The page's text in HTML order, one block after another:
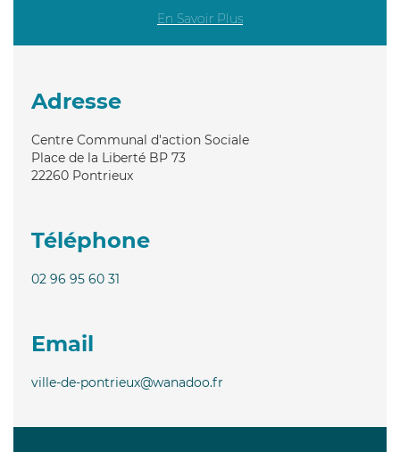
En Savoir Plus
Adresse
Centre Communal d'action Sociale
Place de la Liberté BP 73
22260 Pontrieux
Téléphone
02 96 95 60 31
Email
ville-de-pontrieux@wanadoo.fr